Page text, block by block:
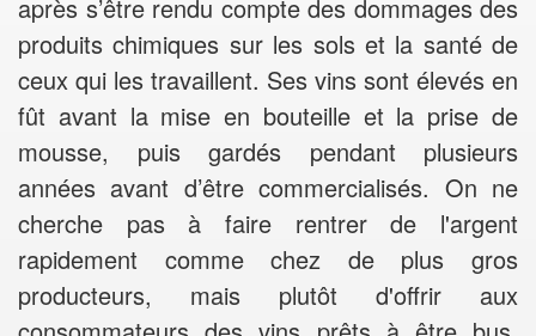
après s’être rendu compte des dommages des
produits chimiques sur les sols et la santé de
ceux qui les travaillent. Ses vins sont élevés en
fût avant la mise en bouteille et la prise de
mousse, puis gardés pendant plusieurs
années avant d’être commercialisés. On ne
cherche pas à faire rentrer de l'argent
rapidement comme chez de plus gros
producteurs, mais plutôt d'offrir aux